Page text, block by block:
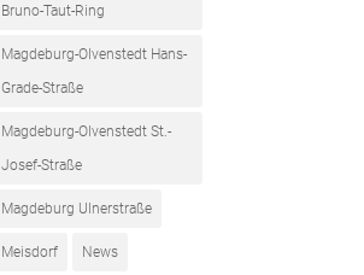
Bruno-Taut-Ring
Magdeburg-Olvenstedt Hans-
Grade-Straße
Magdeburg-Olvenstedt St.-
Josef-Straße
Magdeburg Ulnerstraße
Meisdorf News